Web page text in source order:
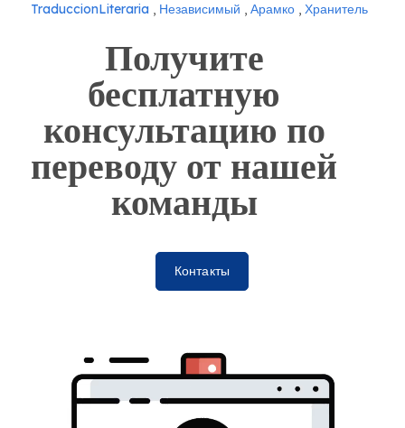
TraduccionLiteraria , Независимый , Арамко , Хранитель
Получите
бесплатную
консультацию по
переводу от нашей
команды
Контакты